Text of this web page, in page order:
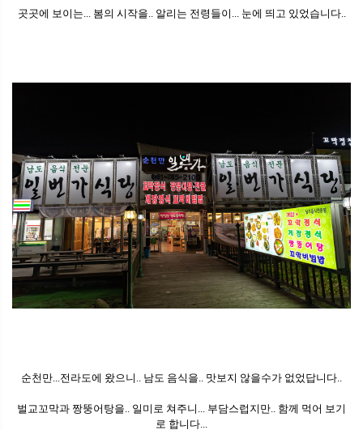
곳곳에 보이는... 봄의 시작을.. 알리는 전령들이... 눈에 띄고 있었습니다..
순천만...전라도에 왔으니.. 남도 음식을.. 맛보지 않을수가 없었답니다..
벌교꼬막과 짱뚱어탕을.. 일미로 쳐주니... 부담스럽지만.. 함께 먹어 보기
로 합니다...